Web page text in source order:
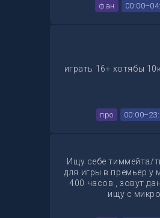
этому тг:
фан
играть 16+ хотябы
про
Ищу себе тиммейта/
для игры в премьер у
400 часов , зовут
ищу с микро